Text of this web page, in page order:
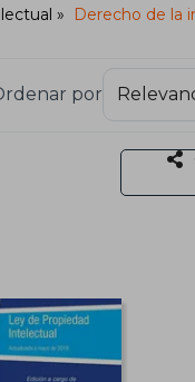
Derecho de la
por